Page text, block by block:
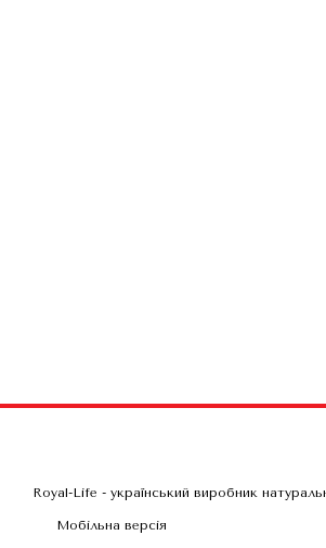
Royal-Life - український виробник
Мобільна версія